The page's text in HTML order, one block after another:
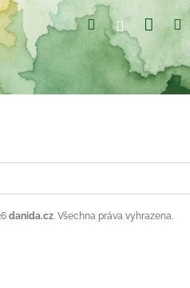
HledatPřihlášení
danida.cz. Všechna práva vyhrazena.